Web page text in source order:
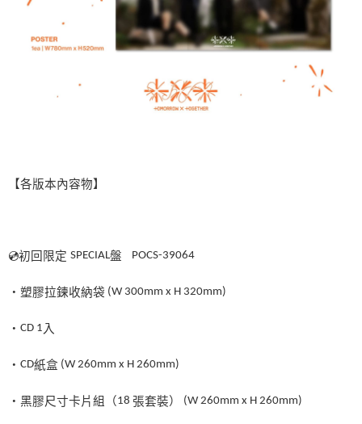
【各版本內容物】
💿初回限定 SPECIAL盤 POCS-39064
・塑膠拉鍊收納袋 (W 300mm x H 320mm)
・ CD 1 入
・ CD紙盒 (W 260mm x H 260mm)
・黑膠尺寸卡片組（18 張套裝） (W 260mm x H 260mm)